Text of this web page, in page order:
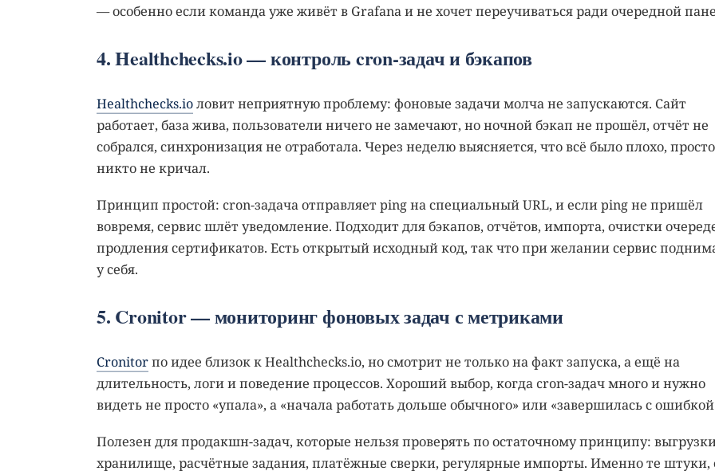
— особенно если команда уже живёт в Grafana и не хочет переучиваться ради очередной
4. Healthchecks.io — контроль cron-задач и бэкапов
Healthchecks.ioловит неприятную проблему: фоновые задачи молча не запускаются. Сайт
работает, база жива, пользователи ничего не замечают, но ночной бэкап не прошёл, отчёт не
собрался, синхронизация не отработала. Через неделю выясняется, что всё было плохо, просто
никто не кричал.
Принцип простой: cron-задача отправляет ping на специальный URL, и если ping не пришёл
вовремя, сервис шлёт уведомление. Подходит для бэкапов, отчётов, импорта, очистки
продления сертификатов. Есть открытый исходный код, так что при желании сервис
у себя.
5. Cronitor — мониторинг фоновых задач с метриками
Cronitorпо идее близок к Healthchecks.io, но смотрит не только на факт запуска, а ещё на
длительность, логи и поведение процессов. Хороший выбор, когда cron-задач много и нужно
видеть не просто «упала», а «начала работать дольше обычного» или «завершилась с
Полезен для продакшн-задач, которые нельзя проверять по остаточному принципу:
хранилище, расчётные задания, платёжные сверки, регулярные импорты. Именно те штуки,